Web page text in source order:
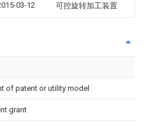
03-12 可控旋转加工装置
of patent or utility model
grant